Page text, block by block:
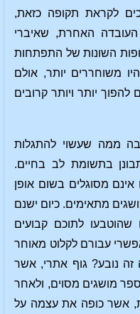
לקראת תקופה כזאת,
העובדה האחרת, שאיברי
השונות של התפתחות
משוחררים יותר, אולם
יותר ויותר קרובים
ממה שעשוי להתגלות
בתשומת לב בחיים.
מסוגלים בשום אופן
מתאימים. כיום ישנם
לתוכם קבועים
עבורם לקלוט מאוחר
נובע? גוף אתרי, אשר
מושגים מסוים, ולאחר
אשר כופה את עצמה על